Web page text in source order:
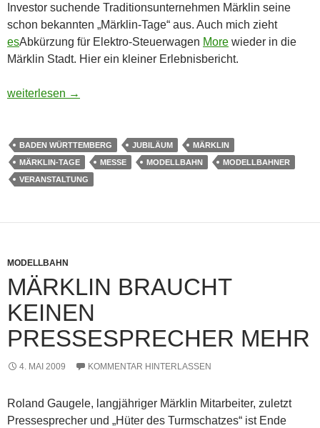
Investor suchende Traditionsunternehmen Märklin seine
schon bekannten „Märklin-Tage“ aus. Auch mich zieht
esAbkürzung für Elektro-Steuerwagen More wieder in die
Märklin Stadt. Hier ein kleiner Erlebnisbericht.
Märklin Tage 2009 – Ein Rückblick
weiterlesen →
BADEN WÜRTTEMBERG JUBILÄUM
MÄRKLIN
MÄRKLIN-TAGE
MESSE MODELLBAHN
MODELLBAHNER
VERANSTALTUNG
MODELLBAHN
MÄRKLIN BRAUCHT
KEINEN
PRESSESPRECHER MEHR
4. MAI 2009 KOMMENTAR HINTERLASSEN
Roland Gaugele, langjähriger Märklin Mitarbeiter, zuletzt
Pressesprecher und „Hüter des Turmschatzes“ ist Ende